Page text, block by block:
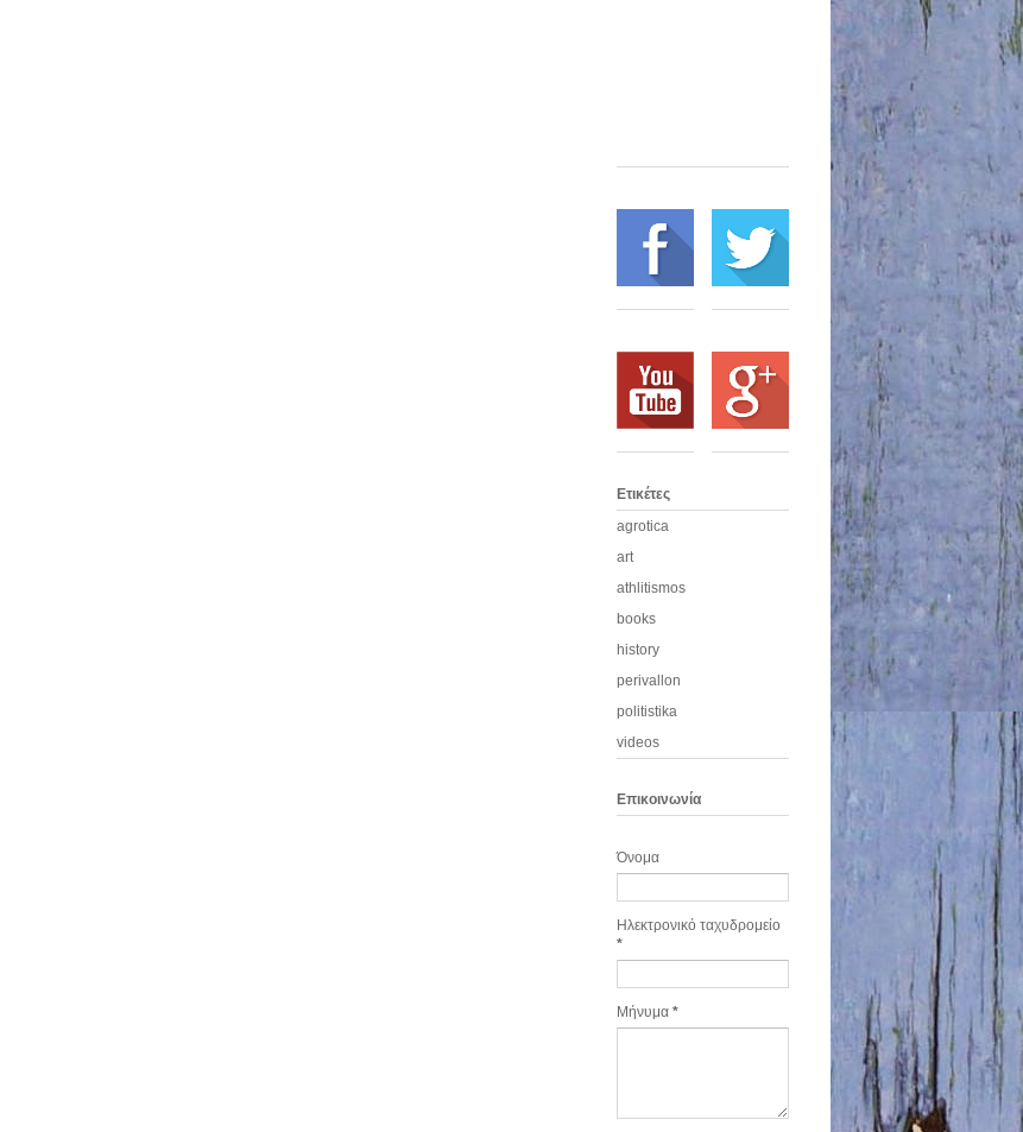
Ετικέτες
agrotica
art
athlitismos
books
history
perivallon
politistika
videos
Eπικοινωνία
Όνομα
Ηλεκτρονικό ταχυδρομείο
*
Μήνυμα *